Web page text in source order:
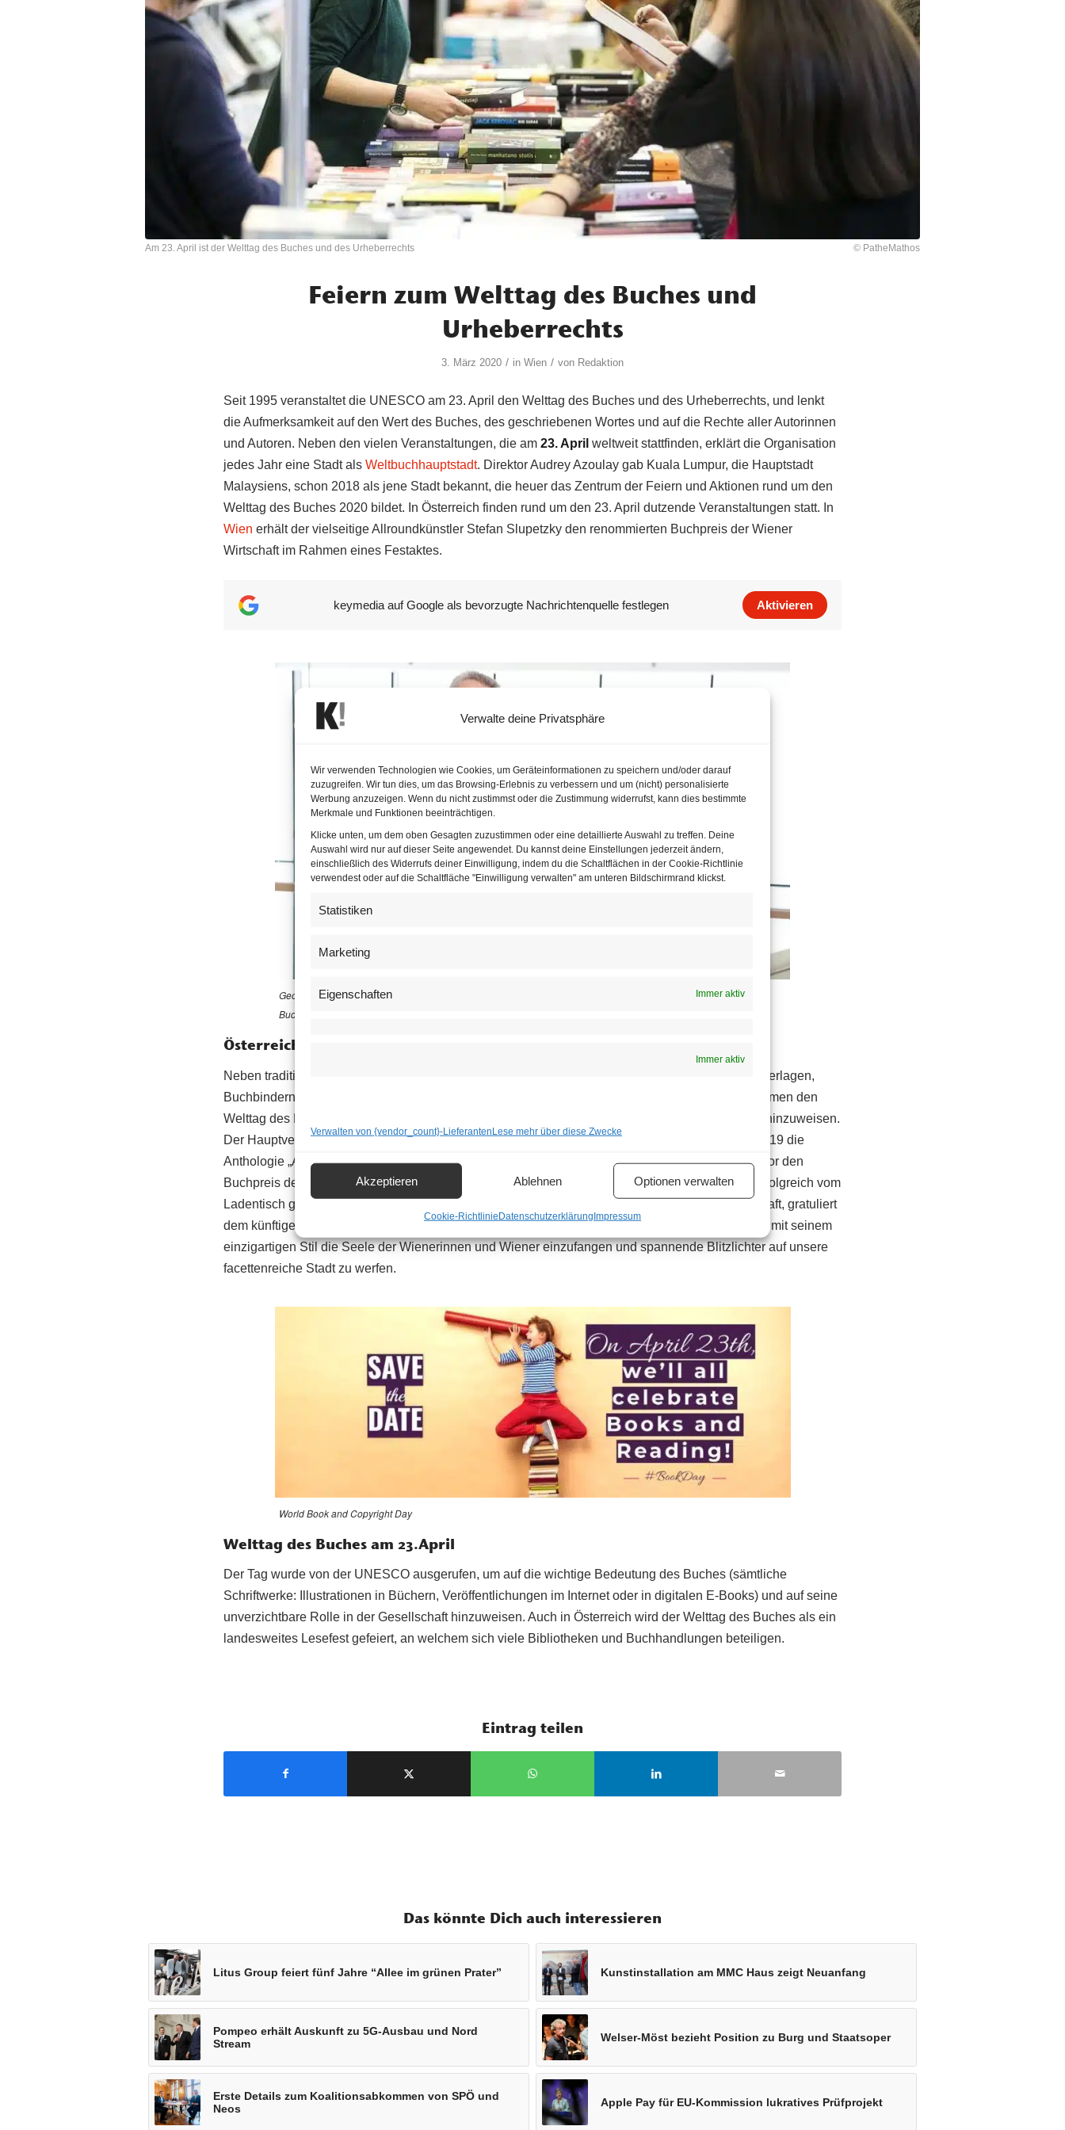
Verwalte deine Privatsphäre
Wir verwenden Technologien wie Cookies, um Geräteinformationen zu speichern und/oder darauf
zuzugreifen. Wir tun dies, um das Browsing-Erlebnis zu verbessern und um (nicht) personalisierte
Werbung anzuzeigen. Wenn du nicht zustimmst oder die Zustimmung widerrufst, kann dies bestimmte
Merkmale und Funktionen beeinträchtigen.
Klicke unten, um dem oben Gesagten zuzustimmen oder eine detaillierte Auswahl zu treffen. Deine
Auswahl wird nur auf dieser Seite angewendet. Du kannst deine Einstellungen jederzeit ändern,
einschließlich des Widerrufs deiner Einwilligung, indem du die Schaltflächen in der Cookie-Richtlinie
verwendest oder auf die Schaltfläche "Einwilligung verwalten" am unteren Bildschirmrand klickst.
Statistiken
Marketing
Eigenschaften Immer aktiv
Immer aktiv
Verwalten von {vendor_count}-LieferantenLese mehr über diese Zwecke
Akzeptieren Ablehnen Optionen verwalten
Cookie-RichtlinieDatenschutzerklärungImpressum
Am 23. April ist der Welttag des Buches und des Urheberrechts © PatheMathos
Feiern zum Welttag des Buches und
Urheberrechts
3. März 2020 / in Wien / von Redaktion
Seit 1995 veranstaltet die UNESCO am 23. April den Welttag des Buches und des Urheberrechts, und lenkt
die Aufmerksamkeit auf den Wert des Buches, des geschriebenen Wortes und auf die Rechte aller Autorinnen
und Autoren. Neben den vielen Veranstaltungen, die am 23. April weltweit stattfinden, erklärt die Organisation
jedes Jahr eine Stadt als Weltbuchhauptstadt. Direktor Audrey Azoulay gab Kuala Lumpur, die Hauptstadt
Malaysiens, schon 2018 als jene Stadt bekannt, die heuer das Zentrum der Feiern und Aktionen rund um den
Welttag des Buches 2020 bildet. In Österreich finden rund um den 23. April dutzende Veranstaltungen statt. In
Wien erhält der vielseitige Allroundkünstler Stefan Slupetzky den renommierten Buchpreis der Wiener
Wirtschaft im Rahmen eines Festaktes.
keymedia auf Google als bevorzugte Nachrichtenquelle festlegen Aktivieren
Georg Glöckler, Obmann Fachgruppe Buch- und Medienwirtschaft WK Wien gratuliert Autor Stefan Slupetzky zum
Buchpreis der Wiener Wirtschaft | © Florian Wieser
Österreichische Literatur
Neben traditionellen Büchern und
steht das Zusammenspiel von Autoren, Illustratoren, Verlagen,
Buchbindern, Buchhandlungen im Mittelpunkt. Zahlreiche Schulen, Bibliotheken und Verlage nehmen den
Welttag des Buches als Anlass, um auf den gesellschaftlichen Wert des Buches und des Lesens hinzuweisen.
Der Hauptverband des Österreichischen Buchhandels veröffentlichte anlässlich des Welttages 2019 die
Anthologie „Anfänge – Neue Österreichische Literatur“.
Stefan Slupetzkyerhält heuer ein Autor den
Buchpreis der
Wiener Wirtschaft, dessen Büchern auch in Zeiten zunehmender Digitalisierung erfolgreich vom
Ladentisch gehen.
, Obmann der Fachgruppe Wien der Buch- und Medienwirtschaft, gratuliert
dem künftigen Preisträger: „Mit Stefan Slupetzky hat die Jury einen Autor gewählt, der es versteht, mit seinem
einzigartigen Stil die Seele der Wienerinnen und Wiener einzufangen und spannende Blitzlichter auf unsere
facettenreiche Stadt zu werfen.
World Book and Copyright Day
Welttag des Buches am 23.April
Der Tag wurde von der UNESCO ausgerufen, um auf die wichtige Bedeutung des Buches (sämtliche
Schriftwerke: Illustrationen in Büchern, Veröffentlichungen im Internet oder in digitalen E-Books) und auf seine
unverzichtbare Rolle in der Gesellschaft hinzuweisen. Auch in Österreich wird der Welttag des Buches als ein
landesweites Lesefest gefeiert, an welchem sich viele Bibliotheken und Buchhandlungen beteiligen.
Eintrag teilen
Das könnte Dich auch interessieren
Litus Group feiert fünf Jahre “Allee im grünen Prater” Kunstinstallation am MMC Haus zeigt Neuanfang
Pompeo erhält Auskunft zu 5G-Ausbau und Nord
Stream
Welser-Möst bezieht Position zu Burg und Staatsoper
Erste Details zum Koalitionsabkommen von SPÖ und
Neos
Apple Pay für EU-Kommission lukratives Prüfprojekt